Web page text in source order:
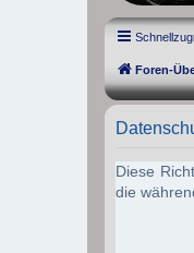
Foren-
Diese
die